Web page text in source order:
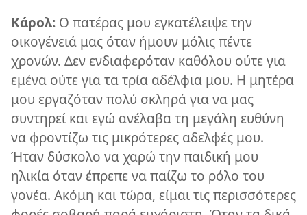
Κάρολ: Ο πατέρας μου εγκατέλειψε την
οικογένειά μας όταν ήμουν μόλις πέντε
χρονών. Δεν ενδιαφερόταν καθόλου ούτε για
εμένα ούτε για τα τρία αδέλφια μου. Η μητέρα
μου εργαζόταν πολύ σκληρά για να μας
συντηρεί και εγώ ανέλαβα τη μεγάλη ευθύνη
να φροντίζω τις μικρότερες αδελφές μου.
Ήταν δύσκολο να χαρώ την παιδική μου
ηλικία όταν έπρεπε να παίζω το ρόλο του
γονέα. Ακόμη και τώρα, είμαι τις περισσότερες